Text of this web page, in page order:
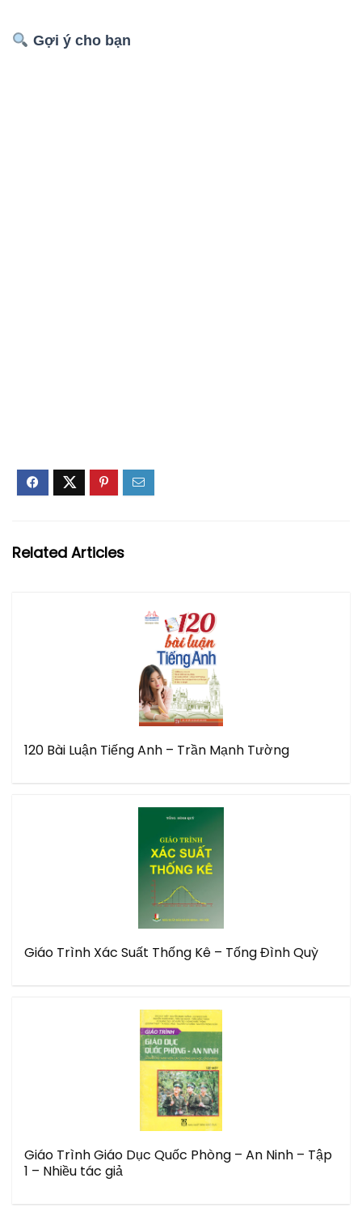
Gợi ý cho bạn
Related Articles
120 Bài Luận Tiếng Anh – Trần Mạnh Tường
Giáo Trình Xác Suất Thống Kê – Tống Đình Quỳ
Giáo Trình Giáo Dục Quốc Phòng – An Ninh – Tập
1 – Nhiều tác giả